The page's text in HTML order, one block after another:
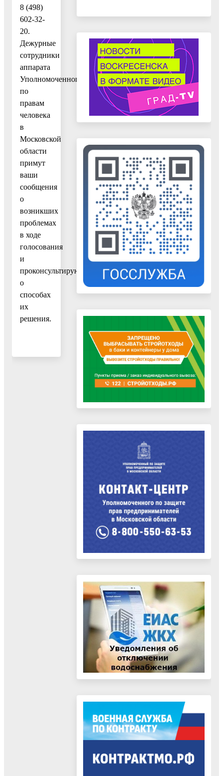
8 (498)
602-32-
20.
Дежурные
сотрудники
аппарата
Уполномоченного
по
правам
человека
в
Московской
области
примут
ваши
сообщения
о
возникших
проблемах
в ходе
голосования
и
проконсультируют
о
способах
их
решения.